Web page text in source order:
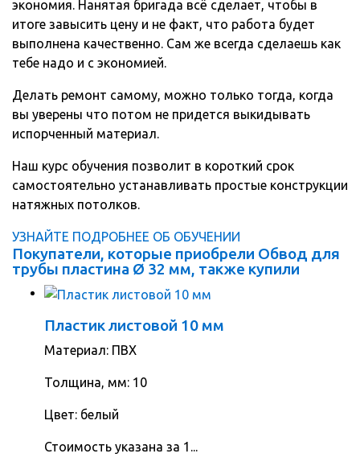
экономия. Нанятая бригада всё сделает, чтобы в
итоге завысить цену и не факт, что работа будет
выполнена качественно. Сам же всегда сделаешь как
тебе надо и с экономией.
Делать ремонт самому, можно только тогда, когда
вы уверены что потом не придется выкидывать
испорченный материал.
Наш курс обучения позволит в короткий срок
самостоятельно устанавливать простые конструкции
натяжных потолков.
УЗНАЙТЕ ПОДРОБНЕЕ ОБ ОБУЧЕНИИ
Покупатели, которые приобрели Обвод для
трубы пластина Ø 32 мм, также купили
Пластик листовой 10 мм
Материал: ПВХ
Толщина, мм: 10
Цвет: белый
Стоимость указана за 1...